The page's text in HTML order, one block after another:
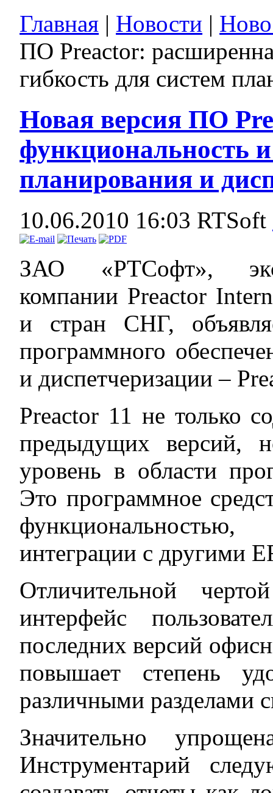
Главная | Новости |
ПО Preactor:
гибкость для систем
Новая версия ПО
функциональность
планирования и
10.06.2010 16:03 RTSoft
ЗАО «РТСофт»,
компании Preactor
и стран СНГ,
программного
и диспетчеризации –
Preactor 11 не только
предыдущих
уровень в области
Это программное
интеграции с другими
Отличительной
интерфейс
последних версий
повышает степень
различными разделами
Значительно
Инструментарий